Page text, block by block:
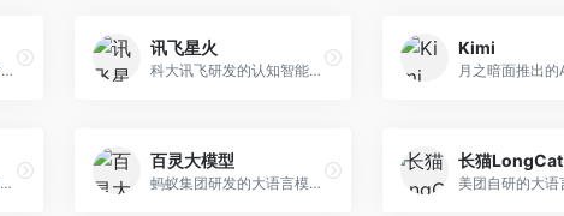
上海人工智能实验室研发的开源大模型系列，支持多尺度和多模态。面向研究机构和开发者，开源生态完善，学术研究背景深厚，适合科研和定制开发。
讯飞星火
科大讯飞研发的认知智能大模型，深度融合语音识别和自然语言处理技术。面向企业用户和教育领域，提供语音交互、文档处理、代码生成等服务，中文语音识别准确率高。
Kimi
AI智能助手平台，提供知识问答、文本创作、文档处理等服务。面向普通用户和职场人士，操作简便，响应速度快，支持多场景应用。
百灵大模型
蚂蚁集团研发的大语言模型平台，专注于金融科技和企业服务。面向金融机构和企业客户，提供智能客服、风险分析、文档处理等服务，金融场景理解深入。
长猫LongCat